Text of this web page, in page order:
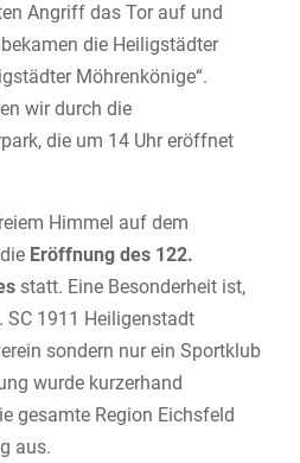
Angriff das Tor auf und
die Heiligstädter
Möhrenkönige“.
wir durch die
die um 14 Uhr eröffnet
Himmel auf dem
Eröffnung des 122.
statt. Eine Besonderheit ist,
SC 1911 Heiligenstadt
sondern nur ein Sportklub
wurde kurzerhand
gesamte Region Eichsfeld
aus.